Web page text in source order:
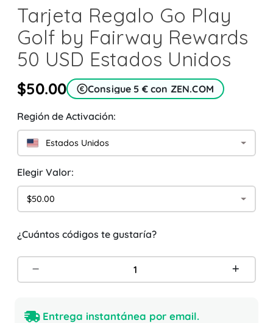
Tarjeta Regalo Go Play
Golf by Fairway Rewards
50 USD Estados Unidos
$50.00 Consigue 5 € con ZEN.COM
Región de Activación:
Estados Unidos
Elegir Valor:
$50.00
¿Cuántos códigos te gustaría?
Entrega instantánea por email.